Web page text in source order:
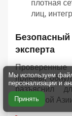
плотная
лиц,
Безопасный
эксперта
приёмы,
разъяснил
Восточной
Мы используем
персонализации и
Принять